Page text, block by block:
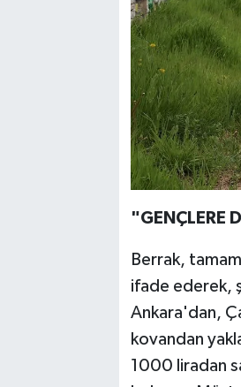
"GENÇLERE
Berrak,
ifade ederek,
Ankara'dan,
kovandan
1000 liradan